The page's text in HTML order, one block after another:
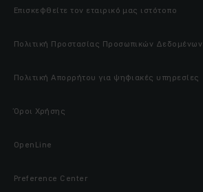
Επισκεφθείτε τον εταιρικό μας ιστότοπο
Πολιτική Προστασίας Προσωπικών Δεδομένων
Πολιτική Απορρήτου για ψηφιακές υπηρεσίες
Όροι Χρήσης
OpenLine
Preference Center